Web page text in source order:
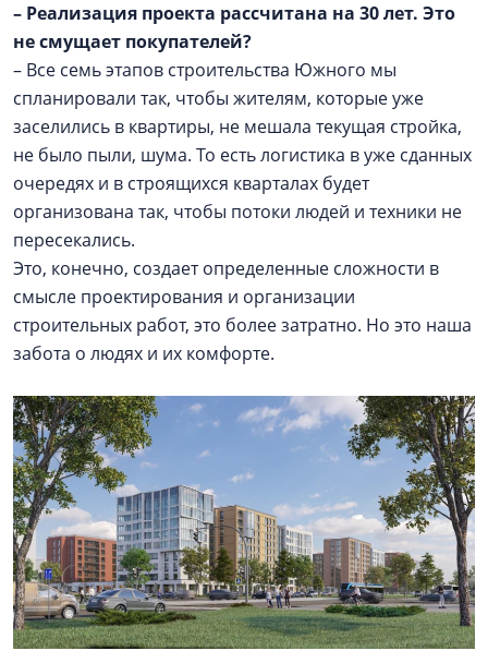
– Реализация проекта рассчитана на 30 лет. Это
не смущает покупателей?
– Все семь этапов строительства Южного мы
спланировали так, чтобы жителям, которые уже
заселились в квартиры, не мешала текущая стройка,
не было пыли, шума. То есть логистика в уже сданных
очередях и в строящихся кварталах будет
организована так, чтобы потоки людей и техники не
пересекались.
Это, конечно, создает определенные сложности в
смысле проектирования и организации
строительных работ, это более затратно. Но это наша
забота о людях и их комфорте.